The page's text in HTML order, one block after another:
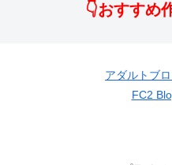
👇おすすめ
アダルトブ
FC2